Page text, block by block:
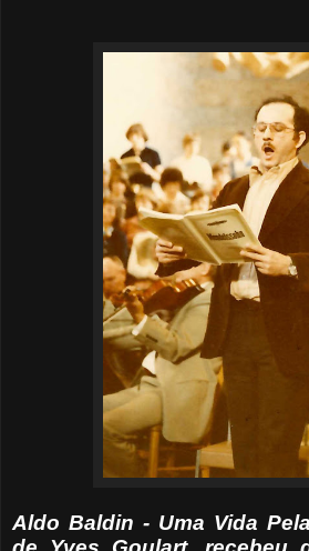
Aldo Baldin - Uma Vida